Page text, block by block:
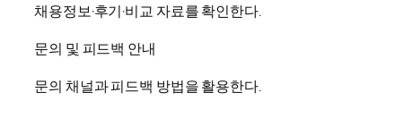
채용정보·후기·비교 자료를 확인한다.
문의 및 피드백 안내
문의 채널과 피드백 방법을 활용한다.